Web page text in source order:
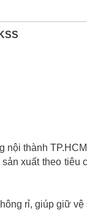
nội thành TP.HCM
xuất theo tiêu
rỉ, giúp giữ